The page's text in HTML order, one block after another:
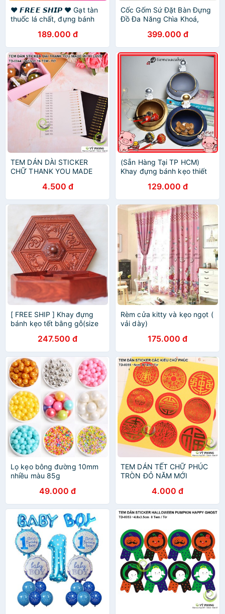
❤️ 𝙁𝙍𝙀𝙀 𝙎𝙃𝙄𝙋 ❤️ Gạt tàn
thuốc lá chất, đựng bánh
nhà hình chó Bully đáng yêu
189.000 đ
Cốc Gốm Sứ Đặt Bàn Đựng
Đồ Đa Năng Chìa Khoá,
Ngọc Lục Bảo Sang Trọng
& Cao Cấp
399.000 đ
TEM DÁN DÀI STICKER
CHỮ THANK YOU MADE
NIÊM PHONG TRANG TRÍ
BAO BÌ HỘP QUÀ BÁNH
KẸO TD-0044
4.500 đ
(Sẵn Hàng Tại TP HCM)
Khay đựng bánh kẹo thiết
tàn, Quà Tặng sinh nhật hot
trend tiktok
129.000 đ
[ FREE SHIP ] Khay đựng
bánh kẹo tết bằng gỗ(size
HÀNH 1 ĐỔI 1 KHÔNG ƯNG
ý HOẢN TIỀN
247.500 đ
Rèm cửa kitty và kẹo ngọt (
vải dày)
175.000 đ
Lọ kẹo bông đường 10mm
nhiều màu 85g
49.000 đ
TEM DÁN TẾT CHỮ PHÚC
TRÒN ĐỎ NĂM MỚI
CƯỚI TRANG TRÍ NIÊM
PHONG BAO BÌ HỘP QUÀ
BÁNH KẸO TD-0055
4.000 đ